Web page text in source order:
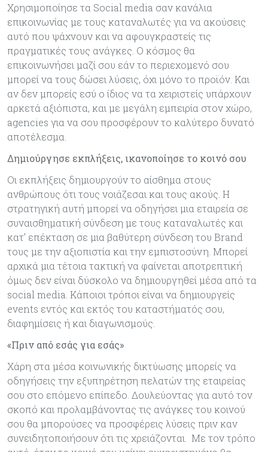
Χρησιμοποίησε τα Social media σαν κανάλια
επικοινωνίας με τους καταναλωτές για να ακούσεις
αυτό που ψάχνουν και να αφουγκραστείς τις
πραγματικές τους ανάγκες. Ο κόσμος θα
επικοινωνήσει μαζί σου εάν το περιεχομενό σου
μπορεί να τους δώσει λύσεις, όχι μόνο το προϊόν. Και
αν δεν μπορείς εσύ ο ίδιος να τα χειριστείς υπάρχουν
αρκετά αξιόπιστα, και με μεγάλη εμπειρία στον χώρο,
agencies για να σου προσφέρουν το καλύτερο δυνατό
αποτέλεσμα.
Δημιούργησε εκπλήξεις, ικανοποίησε το κοινό σου
Οι εκπλήξεις δημιουργούν το αίσθημα στους
ανθρώπους ότι τους νοιάζεσαι και τους ακούς. Η
στρατηγική αυτή μπορεί να οδηγήσει μια εταιρεία σε
συναισθηματική σύνδεση με τους καταναλωτές και
κατ’ επέκταση σε μια βαθύτερη σύνδεση του Brand
τους με την αξιοπιστία και την εμπιστοσύνη. Μπορεί
αρχικά μια τέτοια τακτική να φαίνεται αποτρεπτική
όμως δεν είναι δύσκολο να δημιουργηθεί μέσα από τα
social media. Κάποιοι τρόποι είναι να δημιουργείς
events εντός και εκτός του καταστήματός σου,
διαφημίσεις ή και διαγωνισμούς.
«Πριν από εσάς για εσάς»
Χάρη στα μέσα κοινωνικής δικτύωσης μπορείς να
οδηγήσεις την εξυπηρέτηση πελατών της εταιρείας
σου στο επόμενο επίπεδο. Δουλεύοντας για αυτό τον
σκοπό και προλαμβάνοντας τις ανάγκες του κοινού
σου θα μπορούσες να προσφέρεις λύσεις πριν καν
συνειδητοποιήσουν ότι τις χρειάζονται. Με τον τρόπο